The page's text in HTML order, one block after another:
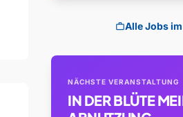
workAlle Jobs
NÄCHSTE VERANSTALTUNG
IN DER BLÜTE